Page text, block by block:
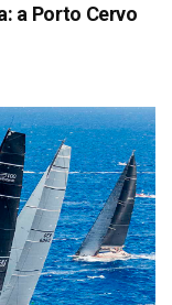
a Porto Cervo